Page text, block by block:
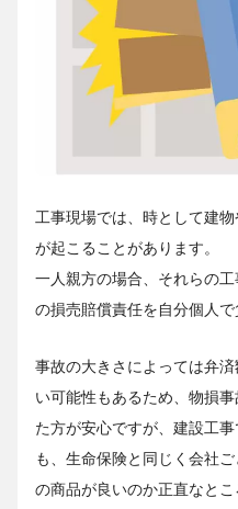
工事現場では、時として建
が起こることがあります。
一人親方の場合、それらの
の損売賠償責任を自分個人で
事故の大きさによっては弁
い可能性もあるため、物損
た方が安心ですが、建設工
も、生命保険と同じく会社
の商品が良いのか正直なと